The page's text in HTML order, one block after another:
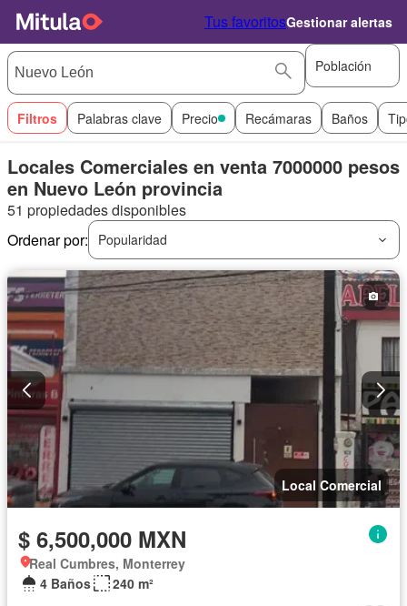
Tus favoritosGestionar alertas
Población
Filtros Palabras clave Precio Recámaras Baños
Locales Comerciales en venta 7000000 pesos
en Nuevo León provincia
51 propiedades disponibles
Ordenar por:
Popularidad
Local Comercial
$ 6,500,000 MXN
Real Cumbres, Monterrey
4 Baños
240 m²